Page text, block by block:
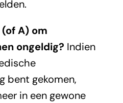
A) om
ongeldig? Indien
bent gekomen,
in een gewone